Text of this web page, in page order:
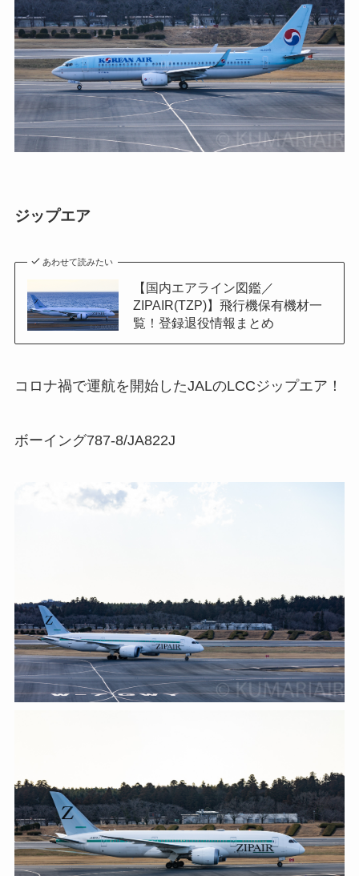
ジップエア
あわせて読みたい
【国内エアライン図鑑／
ZIPAIR(TZP)】飛行機保有機材一
覧！登録退役情報まとめ
コロナ禍で運航を開始したJALのLCCジップエア！
ボーイング787-8/JA822J